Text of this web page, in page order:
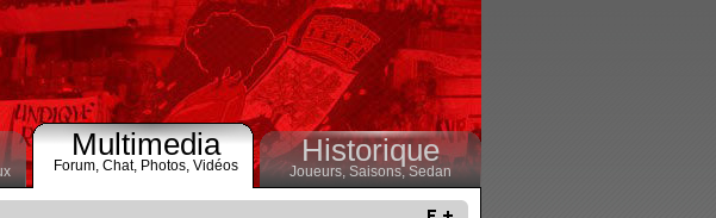
Multimedia
Forum, Chat, Photos, Vidéos Historique
Joueurs, Saisons,Sedan